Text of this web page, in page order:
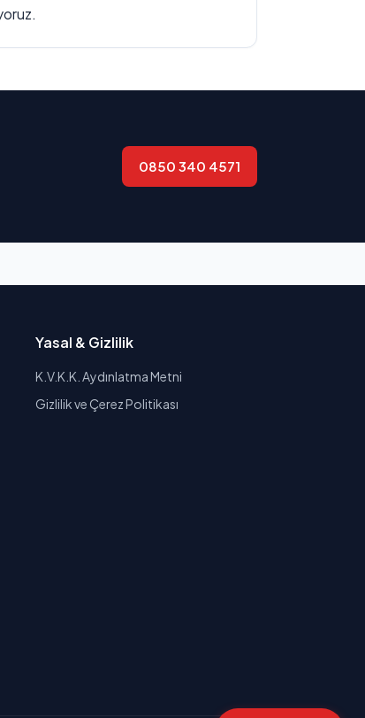
0850 340 4571
Yasal & Gizlilik
K.V.K.K. Aydınlatma Metni
Gizlilik ve Çerez Politikası